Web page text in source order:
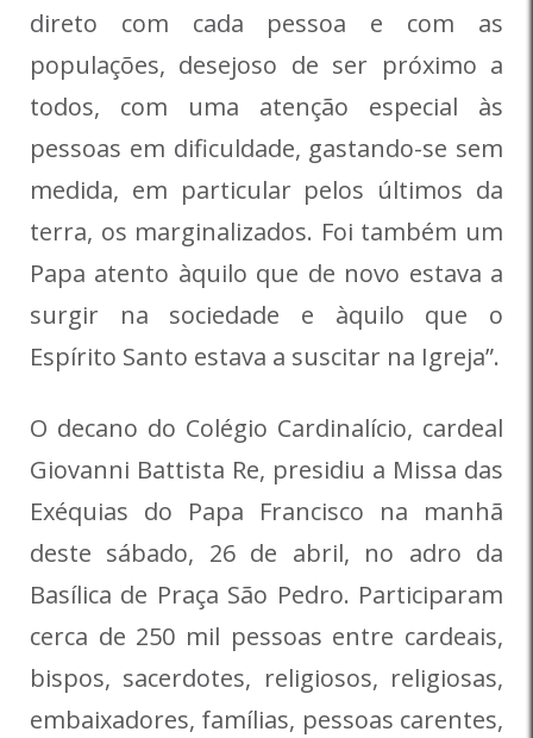
direto com cada pessoa e com as
populações, desejoso de ser próximo a
todos, com uma atenção especial às
pessoas em dificuldade, gastando-se sem
medida, em particular pelos últimos da
terra, os marginalizados. Foi também um
Papa atento àquilo que de novo estava a
surgir na sociedade e àquilo que o
Espírito Santo estava a suscitar na Igreja”.
O decano do Colégio Cardinalício, cardeal
Giovanni Battista Re, presidiu a Missa das
Exéquias do Papa Francisco na manhã
deste sábado, 26 de abril, no adro da
Basílica de Praça São Pedro. Participaram
cerca de 250 mil pessoas entre cardeais,
bispos, sacerdotes, religiosos, religiosas,
embaixadores, famílias, pessoas carentes,